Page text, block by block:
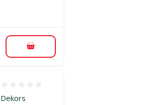
Pievienot grozam
Dekors